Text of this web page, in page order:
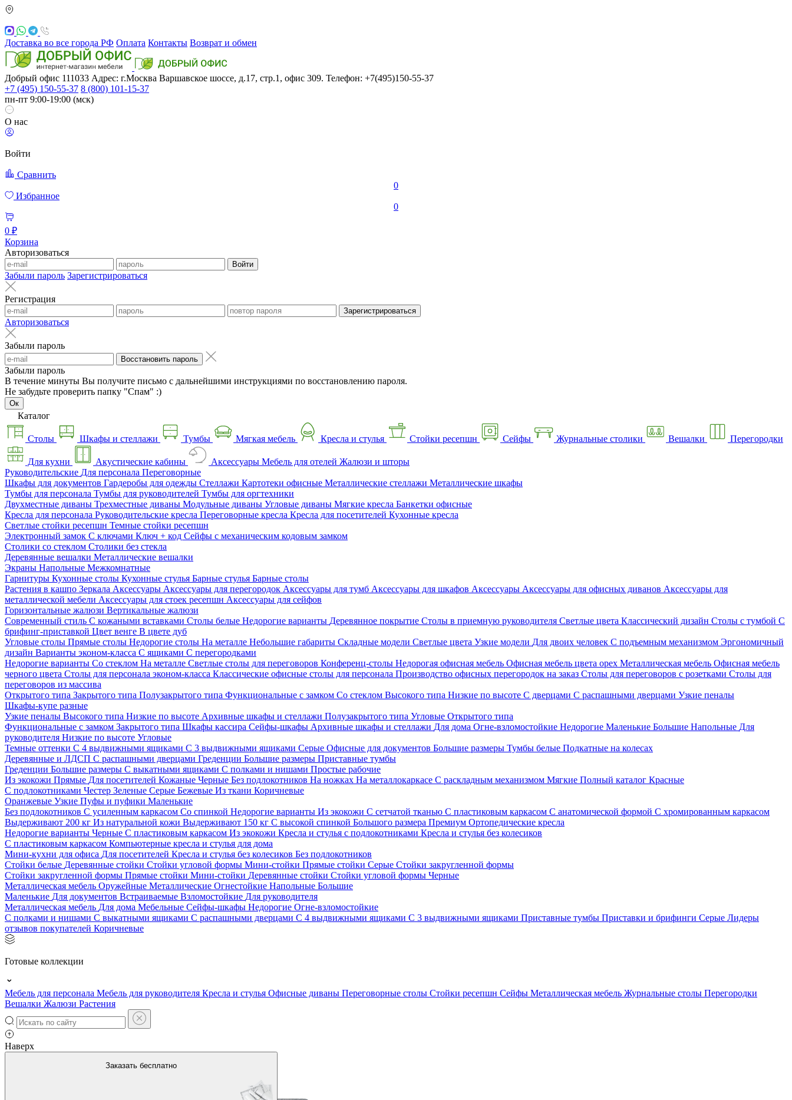
Доставка во все города РФ Оплата Контакты Возврат и обмен
Добрый офис 111033 Адрес: г.Москва Варшавское шоссе, д.17, стр.1, офис 309. Телефон: +7(495)150-55-37
+7 (495) 150-55-37 8 (800) 101-15-37
пн-пт 9:00-19:00 (мск)
О нас
Войти
Сравнить
0
Избранное
0
0 ₽
Корзина
Авторизоваться
Войти
Забыли пароль Зарегистрироваться
Регистрация
Зарегистрироваться
Авторизоваться
Забыли пароль
Восстановить пароль
Забыли пароль
В течение минуты Вы получите письмо с дальнейшими инструкциями по восстановлению пароля.
Не забудьте проверить папку "Спам" :)
Ок
Каталог
Столы Шкафы и стеллажи Тумбы Мягкая мебель Кресла и стулья Стойки ресепшн Сейфы Журнальные столики Вешалки Перегородки
Для кухни Акустические кабины Аксессуары Мебель для отелей Жалюзи и шторы
Руководительские Для персонала Переговорные
Шкафы для документов Гардеробы для одежды Стеллажи Картотеки офисные Металлические стеллажи Металлические шкафы
Тумбы для персонала Тумбы для руководителей Тумбы для оргтехники
Двухместные диваны Трехместные диваны Модульные диваны Угловые диваны Мягкие кресла Банкетки офисные
Кресла для персонала Руководительские кресла Переговорные кресла Кресла для посетителей Кухонные кресла
Светлые стойки ресепшн Темные стойки ресепшн
Электронный замок С ключами Ключ + код Сейфы с механическим кодовым замком
Столики со стеклом Столики без стекла
Деревянные вешалки Металлические вешалки
Экраны Напольные Межкомнатные
Гарнитуры Кухонные столы Кухонные стулья Барные стулья Барные столы
Растения в кашпо Зеркала Аксессуары Аксессуары для перегородок Аксессуары для тумб Аксессуары для шкафов Аксессуары Аксессуары для офисных диванов Аксессуары для
металлической мебели Аксессуары для стоек ресепшн Аксессуары для сейфов
Горизонтальные жалюзи Вертикальные жалюзи
Современный стиль С кожаными вставками Столы белые Недорогие варианты Деревянное покрытие Столы в приемную руководителя Светлые цвета Классический дизайн Столы с тумбой С
брифинг-приставкой Цвет венге В цвете дуб
Угловые столы Прямые столы Недорогие столы На металле Небольшие габариты Складные модели Светлые цвета Узкие модели Для двоих человек С подъемным механизмом Эргономичный
дизайн Варианты эконом-класса С ящиками С перегородками
Недорогие варианты Со стеклом На металле Светлые столы для переговоров Конференц-столы Недорогая офисная мебель Офисная мебель цвета орех Металлическая мебель Офисная мебель
черного цвета Столы для персонала эконом-класса Классические офисные столы для персонала Производство офисных перегородок на заказ Столы для переговоров с розетками Столы для
переговоров из массива
Открытого типа Закрытого типа Полузакрытого типа Функциональные с замком Со стеклом Высокого типа Низкие по высоте С дверцами С распашными дверцами Узкие пеналы
Шкафы-купе разные
Узкие пеналы Высокого типа Низкие по высоте Архивные шкафы и стеллажи Полузакрытого типа Угловые Открытого типа
Функциональные с замком Закрытого типа Шкафы кассира Сейфы-шкафы Архивные шкафы и стеллажи Для дома Огне-взломостойкие Недорогие Маленькие Большие Напольные Для
руководителя Низкие по высоте Угловые
Темные оттенки С 4 выдвижными ящиками С 3 выдвижными ящиками Серые Офисные для документов Большие размеры Тумбы белые Подкатные на колесах
Деревянные и ЛДСП С распашными дверцами Греденции Большие размеры Приставные тумбы
Греденции Большие размеры С выкатными ящиками С полками и нишами Простые рабочие
Из экокожи Прямые Для посетителей Кожаные Черные Без подлокотников На ножках На металлокаркасе С раскладным механизмом Мягкие Полный каталог Красные
С подлокотниками Честер Зеленые Серые Бежевые Из ткани Коричневые
Оранжевые Узкие Пуфы и пуфики Маленькие
Без подлокотников С усиленным каркасом Со спинкой Недорогие варианты Из экокожи С сетчатой тканью С пластиковым каркасом С анатомической формой С хромированным каркасом
Выдерживают 200 кг Из натуральной кожи Выдерживают 150 кг С высокой спинкой Большого размера Премиум Ортопедические кресла
Недорогие варианты Черные С пластиковым каркасом Из экокожи Кресла и стулья с подлокотниками Кресла и стулья без колесиков
С пластиковым каркасом Компьютерные кресла и стулья для дома
Мини-кухни для офиса Для посетителей Кресла и стулья без колесиков Без подлокотников
Стойки белые Деревянные стойки Стойки угловой формы Мини-стойки Прямые стойки Серые Стойки закругленной формы
Стойки закругленной формы Прямые стойки Мини-стойки Деревянные стойки Стойки угловой формы Черные
Металлическая мебель Оружейные Металлические Огнестойкие Напольные Большие
Маленькие Для документов Встраиваемые Взломостойкие Для руководителя
Металлическая мебель Для дома Мебельные Сейфы-шкафы Недорогие Огне-взломостойкие
С полками и нишами С выкатными ящиками С распашными дверцами С 4 выдвижными ящиками С 3 выдвижными ящиками Приставные тумбы Приставки и брифинги Серые Лидеры
отзывов покупателей Коричневые
Готовые коллекции
Мебель для персонала Мебель для руководителя Кресла и стулья Офисные диваны Переговорные столы Стойки ресепшн Сейфы Металлическая мебель Журнальные столы Перегородки
Вешалки Жалюзи Растения
Наверх
Заказать бесплатно
На главную